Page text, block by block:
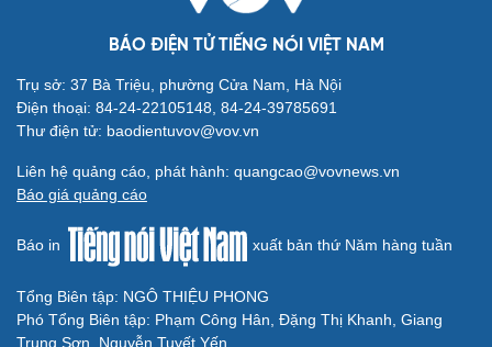
BÁO ĐIỆN TỬ TIẾNG NÓI VIỆT NAM
Trụ sở: 37 Bà Triệu, phường Cửa Nam, Hà Nội
Điện thoại: 84-24-22105148, 84-24-39785691
Thư điện tử: baodientuvov@vov.vn
Liên hệ quảng cáo, phát hành: quangcao@vovnews.vn
Báo giá quảng cáo
Báo in xuất bản thứ Năm hàng tuần
Tổng Biên tập: NGÔ THIỆU PHONG
Phó Tổng Biên tập: Phạm Công Hân, Đặng Thị Khanh, Giang
Trung Sơn, Nguyễn Tuyết Yến